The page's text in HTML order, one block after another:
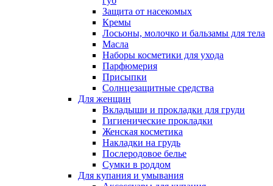
Защита от насекомых
Кремы
Лосьоны, молочко и бальзамы для тела
Масла
Наборы косметики для ухода
Парфюмерия
Присыпки
Солнцезащитные средства
Для женщин
Вкладыши и прокладки для груди
Гигиенические прокладки
Женская косметика
Накладки на грудь
Послеродовое белье
Сумки в роддом
Для купания и умывания